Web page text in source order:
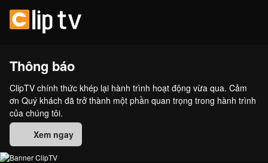
Thông báo
ClipTV chính thức khép lại hành trình hoạt động vừa qua. Cảm
ơn Quý khách đã trở thành một phần quan trọng trong hành trình
của chúng tôi.
Xem ngay